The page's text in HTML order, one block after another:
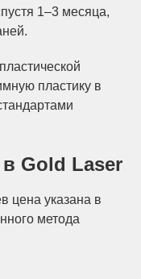
1–3 месяца,
пластику в
Gold Laser
цена указана в
метода